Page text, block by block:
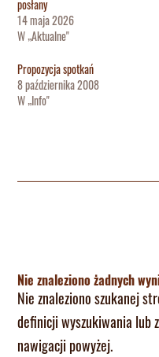
posłany
14 maja 2026
W „Aktualne"
Propozycja spotkań
8 października 2008
W „Info"
Nie znaleziono żadnych
Nie znaleziono szukanej
definicji wyszukiwania lub
nawigacji powyżej.